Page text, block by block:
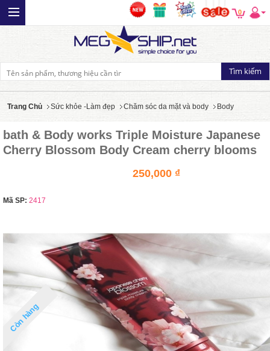
0
Trang Chủ Sức khỏe -Làm đẹp Chăm sóc da mặt và body Body
bath & Body works Triple Moisture Japanese
Cherry Blossom Body Cream cherry blooms
250,000 ₫
Mã SP: 2417
Còn hàng